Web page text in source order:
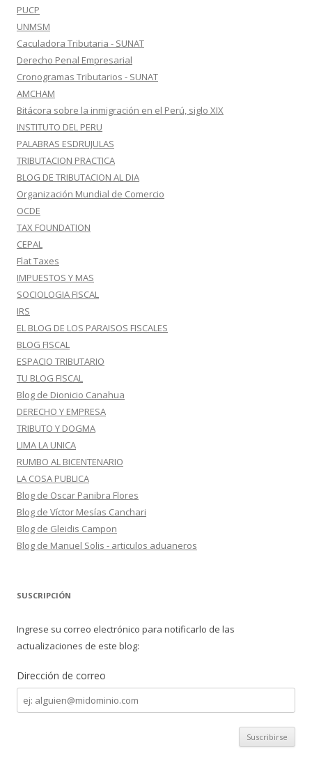
PUCP
UNMSM
Caculadora Tributaria - SUNAT
Derecho Penal Empresarial
Cronogramas Tributarios - SUNAT
AMCHAM
Bitácora sobre la inmigración en el Perú, siglo XIX
INSTITUTO DEL PERU
PALABRAS ESDRUJULAS
TRIBUTACION PRACTICA
BLOG DE TRIBUTACION AL DIA
Organización Mundial de Comercio
OCDE
TAX FOUNDATION
CEPAL
Flat Taxes
IMPUESTOS Y MAS
SOCIOLOGIA FISCAL
IRS
EL BLOG DE LOS PARAISOS FISCALES
BLOG FISCAL
ESPACIO TRIBUTARIO
TU BLOG FISCAL
Blog de Dionicio Canahua
DERECHO Y EMPRESA
TRIBUTO Y DOGMA
LIMA LA UNICA
RUMBO AL BICENTENARIO
LA COSA PUBLICA
Blog de Oscar Panibra Flores
Blog de Víctor Mesías Canchari
Blog de Gleidis Campon
Blog de Manuel Solis - articulos aduaneros
SUSCRIPCIÓN
Ingrese su correo electrónico para notificarlo de las
actualizaciones de este blog:
Dirección de correo
Dirección
de
correo